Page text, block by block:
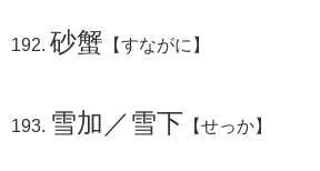
砂蟹 【すながに】
雪加／雪下 【せっか】